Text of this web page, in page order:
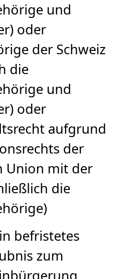
und
oder
der Schweiz
die
und
oder
aufgrund
der
Union mit der
die
befristetes
zum